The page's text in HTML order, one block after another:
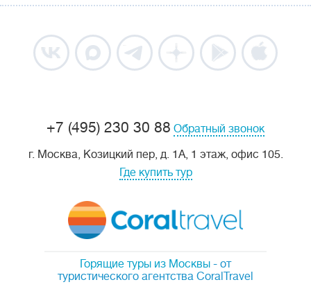
Горящие туры из Москвы - от
туристического агентства CoralTravel
+7 (495) 230 30 88 Обратный звонок
г. Москва, Козицкий пер, д. 1А, 1 этаж, офис 105.
Где купить тур